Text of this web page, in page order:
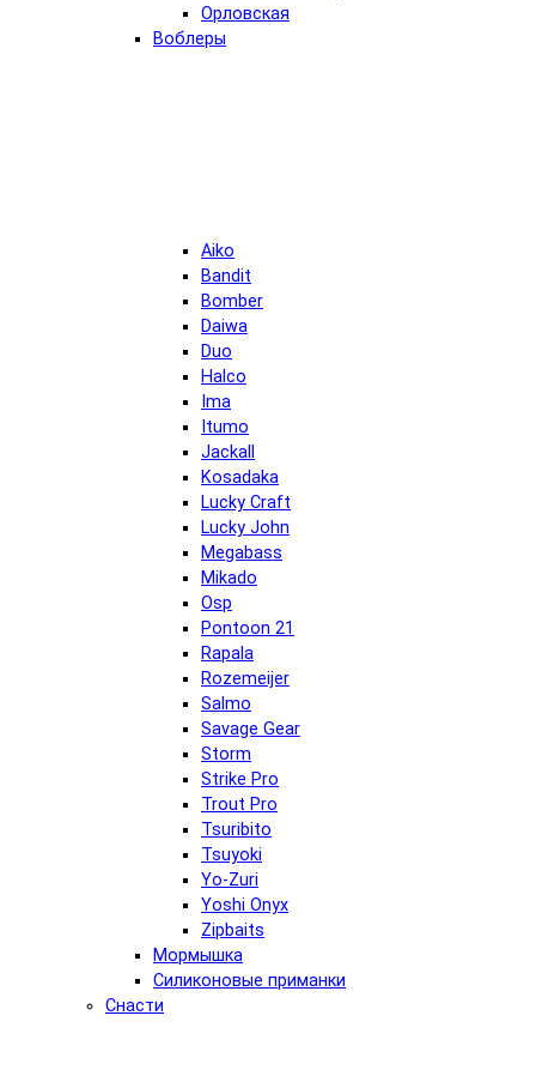
Орловская
Воблеры
Aiko
Bandit
Bomber
Daiwa
Duo
Halco
Ima
Itumo
Jackall
Kosadaka
Lucky Craft
Lucky John
Megabass
Mikado
Osp
Pontoon 21
Rapala
Rozemeijer
Salmo
Savage Gear
Storm
Strike Pro
Trout Pro
Tsuribito
Tsuyoki
Yo-Zuri
Yoshi Onyx
Zipbaits
Мормышка
Силиконовые приманки
Снасти